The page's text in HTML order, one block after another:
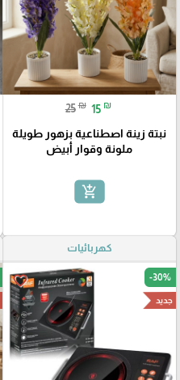
25 ₪ 15 ₪
نبتة زينة اصطناعية بزهور طويلة
ملونة وقوار أبيض
add_shopping_cart
كهربائيات
favorite_border -30%
جديد